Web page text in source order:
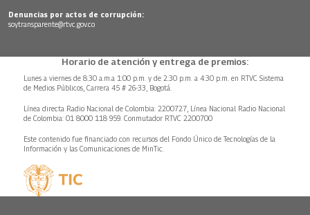
Denuncias por actos de corrupción:
soytransparente@rtvc.gov.co
Horario de atención y entrega de premios:
Lunes a viernes de 8:30 a.m.a 1:00 p.m. y de 2:30 p.m. a 4:30 p.m. en RTVC Sistema
de Medios Públicos, Carrera 45 # 26-33, Bogotá.
Línea directa Radio Nacional de Colombia: 2200727, Línea Nacional Radio Nacional
de Colombia: 01 8000 118 959. Conmutador RTVC 2200700
Este contenido fue financiado con recursos del Fondo Único de Tecnologías de la
Información y las Comunicaciones de MinTic.